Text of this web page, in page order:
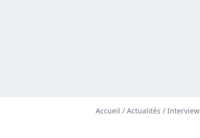
Accueil / Actualités / Interview